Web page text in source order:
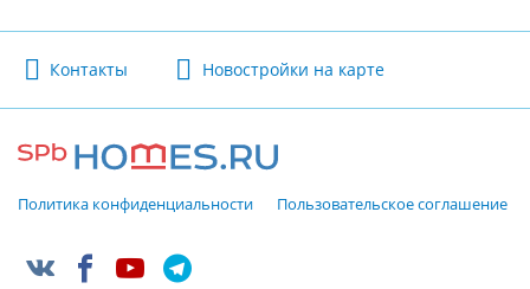
Контакты Новостройки на карте
Политика конфиденциальности Пользовательское соглашение